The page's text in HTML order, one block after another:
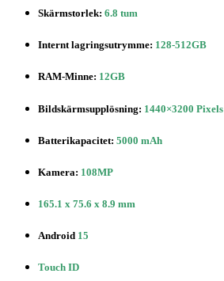
Skärmstorlek: 6.8 tum
Internt lagringsutrymme: 128-512GB
RAM-Minne: 12GB
Bildskärmsupplösning: 1440×3200 Pixels
Batterikapacitet: 5000 mAh
Kamera: 108MP
165.1 x 75.6 x 8.9 mm
Android 15
Touch ID